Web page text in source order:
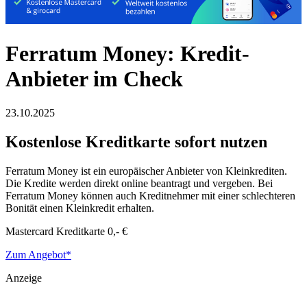
Ferratum Money: Kredit-
Anbieter im Check
23.10.2025
Kostenlose Kreditkarte sofort nutzen
Ferratum Money ist ein europäischer Anbieter von Kleinkrediten.
Die Kredite werden direkt online beantragt und vergeben. Bei
Ferratum Money können auch Kreditnehmer mit einer schlechteren
Bonität einen Kleinkredit erhalten.
Mastercard Kreditkarte 0,- €
Zum Angebot*
Anzeige